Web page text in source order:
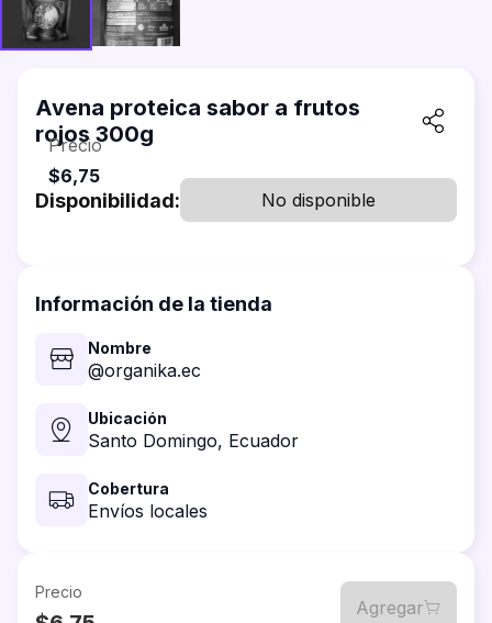
Avena proteica sabor a frutos
rojos 300g
Precio
$6,75
Disponibilidad: No disponible
Información de la tienda
Nombre
@organika.ec
Ubicación
Santo Domingo, Ecuador
Cobertura
Envíos locales
Precio
Agregar